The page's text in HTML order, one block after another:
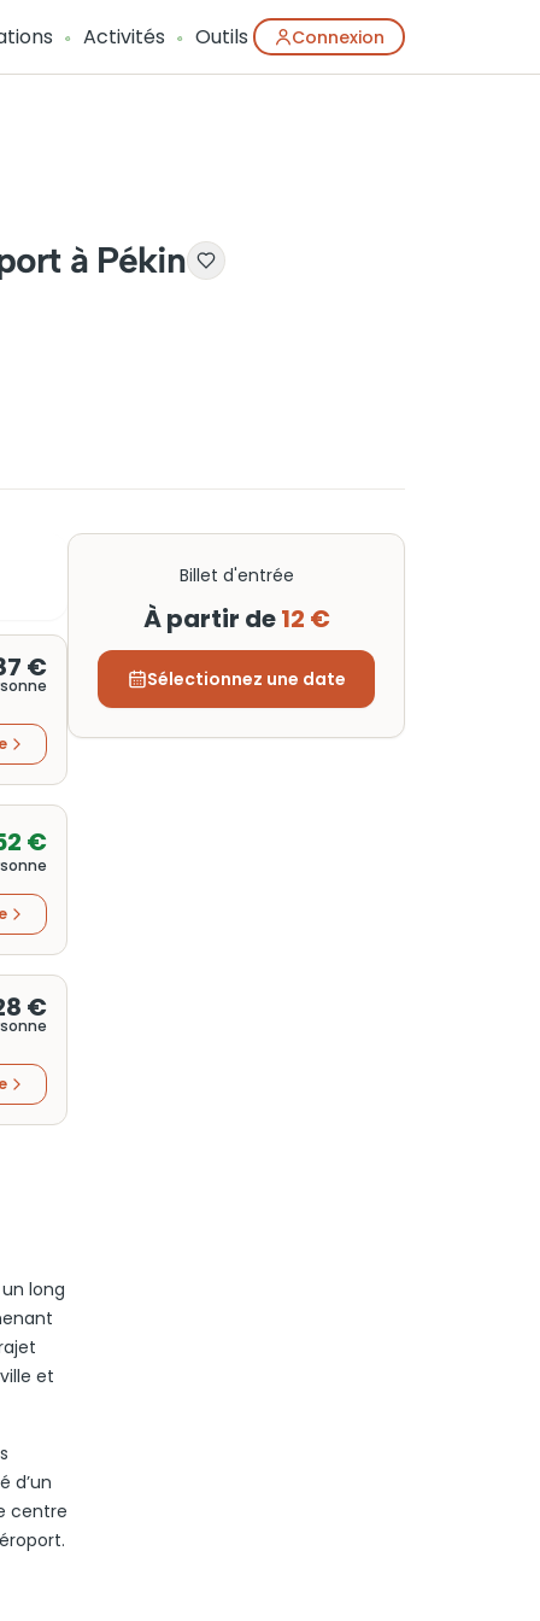
Activités Outils Connexion
à Pékin
€
€
€
long
et
d’un
centre
Billet d'entrée
À partir de12 €
Sélectionnez une date